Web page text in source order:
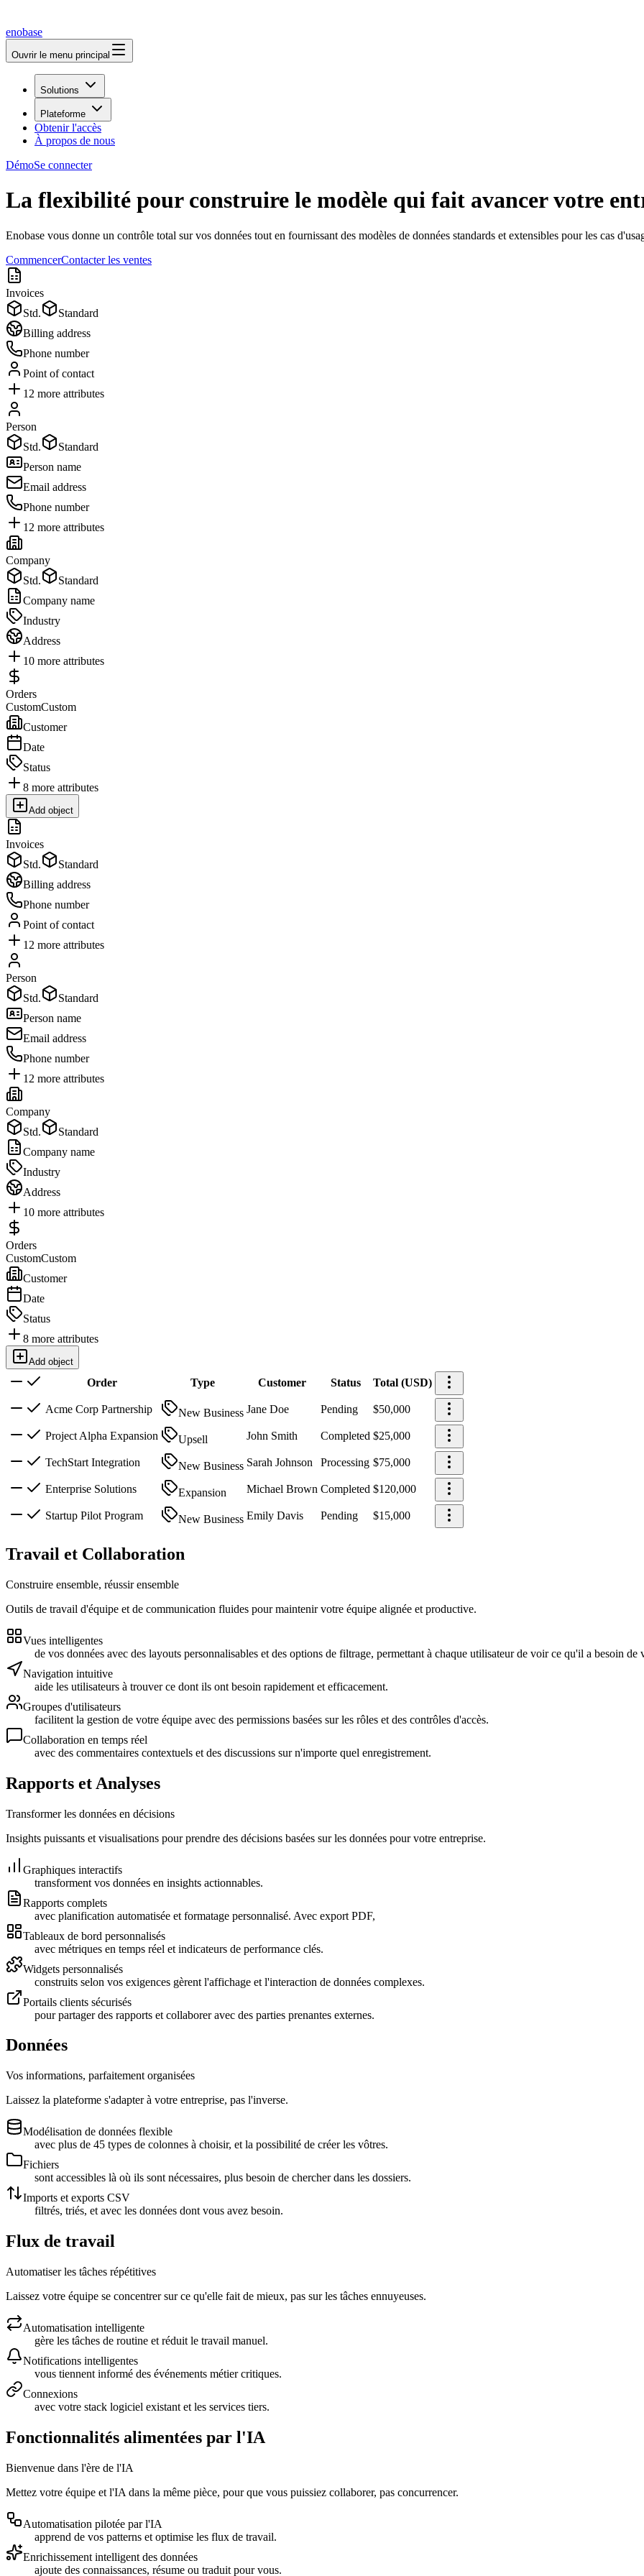
enobase
Ouvrir le menu principal
Solutions
Plateforme
Obtenir l'accès
À propos de nous
DémoSe connecter
La flexibilité pour construire le modèle qui fait avancer votre
Enobase vous donne un contrôle total sur vos données tout en fournissant des modèles de données standards et extensibles pour les cas
CommencerContacter les ventes
Invoices
Std.
Standard
Billing address
Phone number
Point of contact
12 more attributes
Person
Std.
Standard
Person name
Email address
Phone number
12 more attributes
Company
Std.
Standard
Company name
Industry
Address
10 more attributes
Orders
CustomCustom
Customer
Date
Status
8 more attributes
Add object
Invoices
Std.
Standard
Billing address
Phone number
Point of contact
12 more attributes
Person
Std.
Standard
Person name
Email address
Phone number
12 more attributes
Company
Std.
Standard
Company name
Industry
Address
10 more attributes
Orders
CustomCustom
Customer
Date
Status
8 more attributes
Add object
Order Type Customer Status Total (USD)
Acme Corp Partnership New Business Jane Doe Pending $50,000
Project Alpha Expansion Upsell John Smith Completed $25,000
TechStart Integration New Business Sarah Johnson Processing $75,000
Enterprise Solutions Expansion Michael Brown Completed $120,000
Startup Pilot Program New Business Emily Davis Pending $15,000
Travail et Collaboration
Construire ensemble, réussir ensemble
Outils de travail d'équipe et de communication fluides pour maintenir votre équipe alignée et productive.
Vues intelligentes
de vos données avec des layouts personnalisables et des options de filtrage, permettant à chaque utilisateur de voir ce qu'il a besoin de
Navigation intuitive
aide les utilisateurs à trouver ce dont ils ont besoin rapidement et efficacement.
Groupes d'utilisateurs
facilitent la gestion de votre équipe avec des permissions basées sur les rôles et des contrôles d'accès.
Collaboration en temps réel
avec des commentaires contextuels et des discussions sur n'importe quel enregistrement.
Rapports et Analyses
Transformer les données en décisions
Insights puissants et visualisations pour prendre des décisions basées sur les données pour votre entreprise.
Graphiques interactifs
transforment vos données en insights actionnables.
Rapports complets
avec planification automatisée et formatage personnalisé. Avec export PDF,
Tableaux de bord personnalisés
avec métriques en temps réel et indicateurs de performance clés.
Widgets personnalisés
construits selon vos exigences gèrent l'affichage et l'interaction de données complexes.
Portails clients sécurisés
pour partager des rapports et collaborer avec des parties prenantes externes.
Données
Vos informations, parfaitement organisées
Laissez la plateforme s'adapter à votre entreprise, pas l'inverse.
Modélisation de données flexible
avec plus de 45 types de colonnes à choisir, et la possibilité de créer les vôtres.
Fichiers
sont accessibles là où ils sont nécessaires, plus besoin de chercher dans les dossiers.
Imports et exports CSV
filtrés, triés, et avec les données dont vous avez besoin.
Flux de travail
Automatiser les tâches répétitives
Laissez votre équipe se concentrer sur ce qu'elle fait de mieux, pas sur les tâches ennuyeuses.
Automatisation intelligente
gère les tâches de routine et réduit le travail manuel.
Notifications intelligentes
vous tiennent informé des événements métier critiques.
Connexions
avec votre stack logiciel existant et les services tiers.
Fonctionnalités alimentées par l'IA
Bienvenue dans l'ère de l'IA
Mettez votre équipe et l'IA dans la même pièce, pour que vous puissiez collaborer, pas concurrencer.
Automatisation pilotée par l'IA
apprend de vos patterns et optimise les flux de travail.
Enrichissement intelligent des données
ajoute des connaissances, résume ou traduit pour vous.